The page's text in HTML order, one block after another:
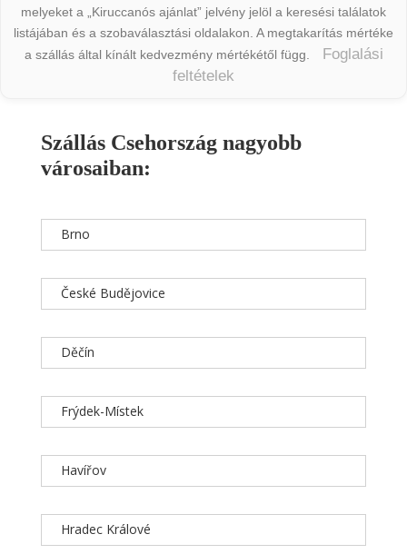
melyeket a „Kiruccanós ajánlat” jelvény jelöl a keresési találatok
listájában és a szobaválasztási oldalakon. A megtakarítás mértéke
a szállás által kínált kedvezmény mértékétől függ.
Foglalási
feltételek
Szállás Csehország nagyobb
városaiban:
Brno
České Budějovice
Děčín
Frýdek-Místek
Havířov
Hradec Králové